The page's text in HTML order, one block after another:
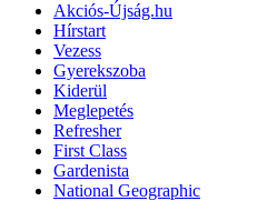
Akciós-Újság.hu
Hírstart
Vezess
Gyerekszoba
Kiderül
Meglepetés
Refresher
First Class
Gardenista
National Geographic